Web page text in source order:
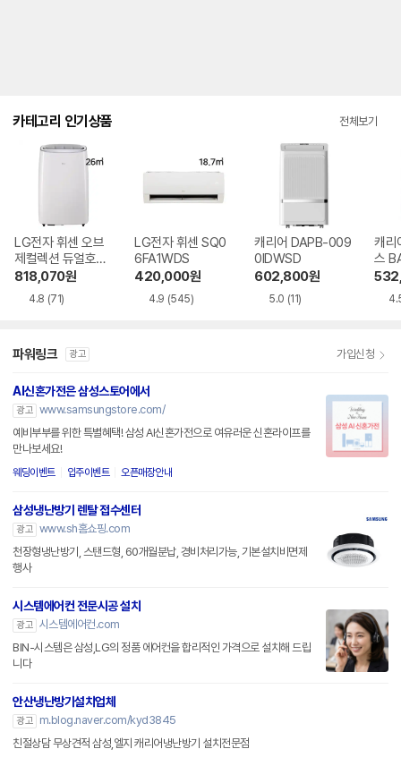
카테고리 인기상품 전체보기
LG전자 휘센 오브
제컬렉션 듀얼호스
PQ08FDWBS
818,070원
4.8 (71)
LG전자 휘센 SQ0
6FA1WDS
420,000원
4.9 (545)
캐리어 DAPB-009
0IDWSD
602,800원
5.0 (11)
캐리
스
파워링크 광고 가입신청
AI신혼가전은 삼성스토어에서
광고 www.samsungstore.com/
예비부부를 위한 특별혜택! 삼성 AI신혼가전으로 여유러운 신혼라이프를
만나보세요!
웨딩이벤트 입주이벤트 오픈매장안내
삼성냉난방기 렌탈 접수센터
광고 www.sh홈쇼핑.com
천장형냉난방기, 스탠드형, 60개월분납, 경비처리가능, 기본설치비면제
행사
시스템에어컨 전문시공 설치
광고 시스템에어컨.com
BIN-시스템은 삼성,LG의 정품 에어컨을 합리적인 가격으로 설치해 드립
니다
안산냉난방기설치업체
광고
m.blog.naver.com/kyd3845
친절상담 무상견적 삼성,엘지 캐리어냉난방기 설치전문점